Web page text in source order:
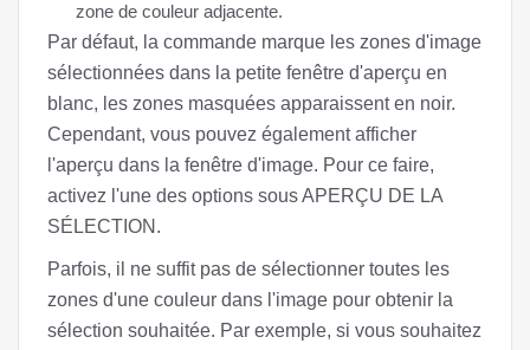
zone de couleur adjacente.
Par défaut, la commande marque les zones d'image
sélectionnées dans la petite fenêtre d'aperçu en
blanc, les zones masquées apparaissent en noir.
Cependant, vous pouvez également afficher
l'aperçu dans la fenêtre d'image. Pour ce faire,
activez l'une des options sous APERÇU DE LA
SÉLECTION.
Parfois, il ne suffit pas de sélectionner toutes les
zones d'une couleur dans l'image pour obtenir la
sélection souhaitée. Par exemple, si vous souhaitez